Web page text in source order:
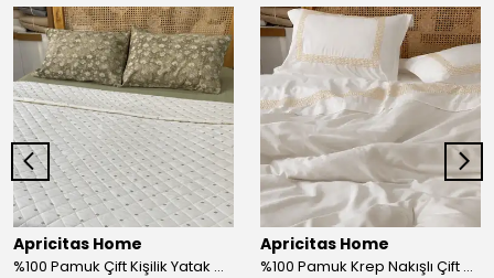
Apricitas Home
%100 Pamuk Çift Kişilik Yatak Örtüsü Takımı
Apricitas Home
%100 Pamuk Krep Nakışlı Çift Kişilik Nevresim Takımı